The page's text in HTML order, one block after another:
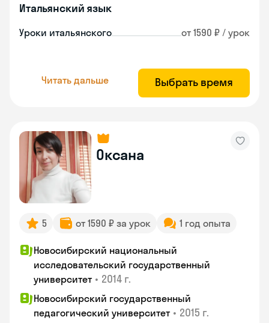
Итальянский язык
Уроки итальянского от 1590 ₽ / урок
Читать дальше Выбрать время
Оксана
5 от 1590 ₽ за урок 1 год опыта
Новосибирский национальный
исследовательский государственный
университет • 2014 г.
Новосибирский государственный
педагогический университет • 2015 г.